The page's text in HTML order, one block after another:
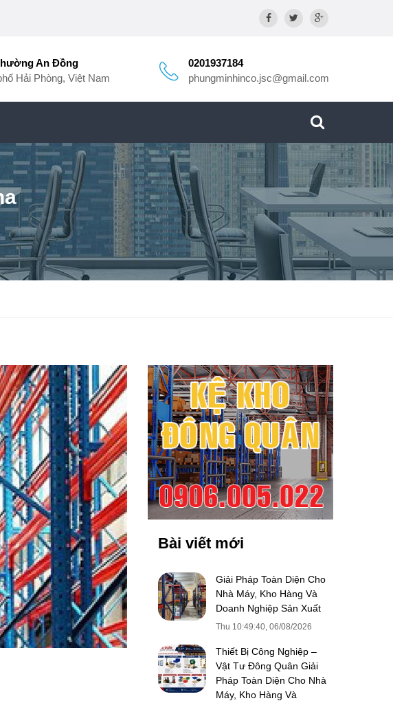
An Đồng
Hải Phòng, Việt Nam
0201937184
phungminhinco.jsc@gmail.com
Bài viết mới
Giải Pháp Toàn Diện Cho
Nhà Máy, Kho Hàng Và
Doanh Nghiệp Sản Xuất
Thu 10:49:40, 06/08/2026
Thiết Bị Công Nghiệp –
Vật Tư Đông Quân Giải
Pháp Toàn Diện Cho Nhà
Máy, Kho Hàng Và